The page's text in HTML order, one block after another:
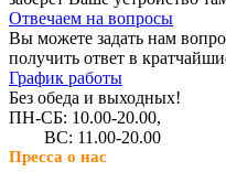
Отвечаем на вопросы
Вы можете задать нам
получить ответ в
График работы
Без обеда и выходных!
ПН-СБ: 10.00-20.00,
ВС: 11.00-20.00
Пресса о нас